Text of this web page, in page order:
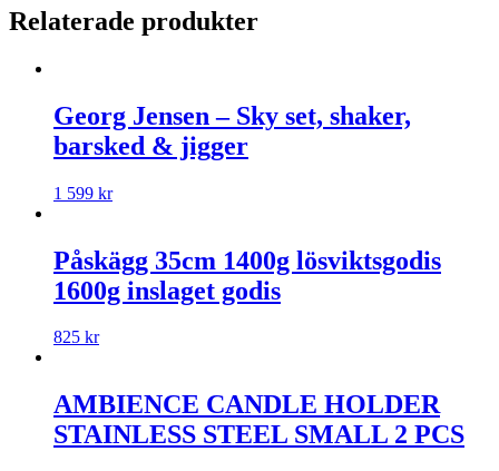
Relaterade produkter
Georg Jensen – Sky set, shaker,
barsked & jigger
1 599 kr
Påskägg 35cm 1400g lösviktsgodis
1600g inslaget godis
825 kr
AMBIENCE CANDLE HOLDER
STAINLESS STEEL SMALL 2 PCS